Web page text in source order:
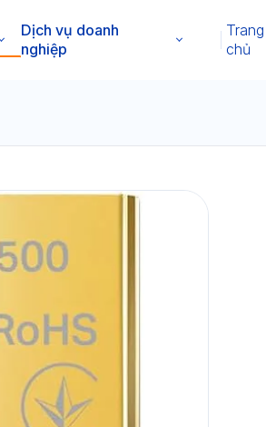
Dịch vụ doanh
nghiệp
Trang
chủ